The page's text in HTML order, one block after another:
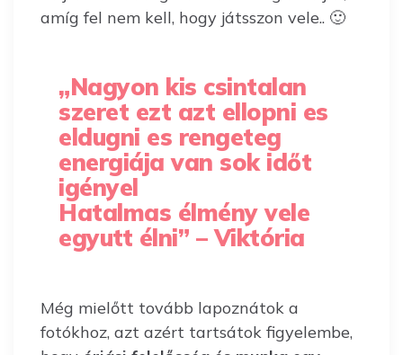
amíg fel nem kell, hogy játsszon vele.. 🙂
„Nagyon kis csintalan
szeret ezt azt ellopni es
eldugni es rengeteg
energiája van sok időt
igényel
Hatalmas élmény vele
egyutt élni” – Viktória
Még mielőtt tovább lapoznátok a
fotókhoz, azt azért tartsátok figyelembe,